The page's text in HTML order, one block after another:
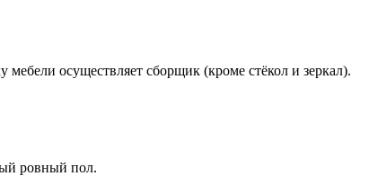
осуществляет сборщик (кроме стёкол и зеркал).
ровный пол.